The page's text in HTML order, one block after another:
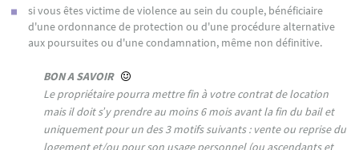
si vous êtes victime de violence au sein du couple, bénéficiaire
d'une ordonnance de protection ou d'une procédure alternative
aux poursuites ou d'une condamnation, même non définitive.
BON A SAVOIR
Le propriétaire pourra mettre fin à votre contrat de location
mais il doit s’y prendre au moins 6 mois avant la fin du bail et
uniquement pour un des 3 motifs suivants : vente ou reprise du
logement et/ou pour son usage personnel (ou ascendants et